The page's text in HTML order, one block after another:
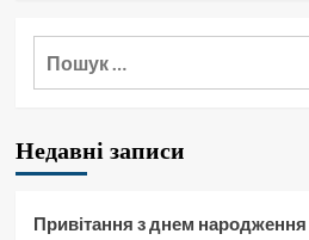
на
що
Недавні записи
Привітання з днем